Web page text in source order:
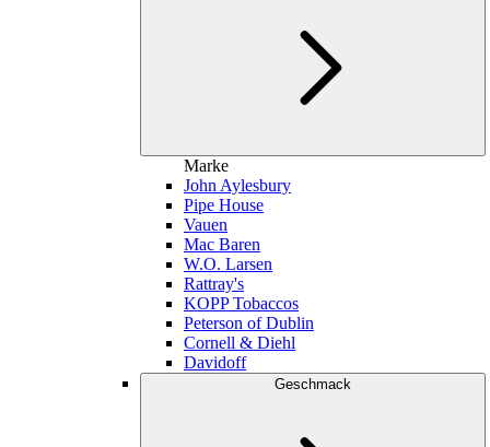
Marke
John Aylesbury
Pipe House
Vauen
Mac Baren
W.O. Larsen
Rattray's
KOPP Tobaccos
Peterson of Dublin
Cornell & Diehl
Davidoff
Geschmack